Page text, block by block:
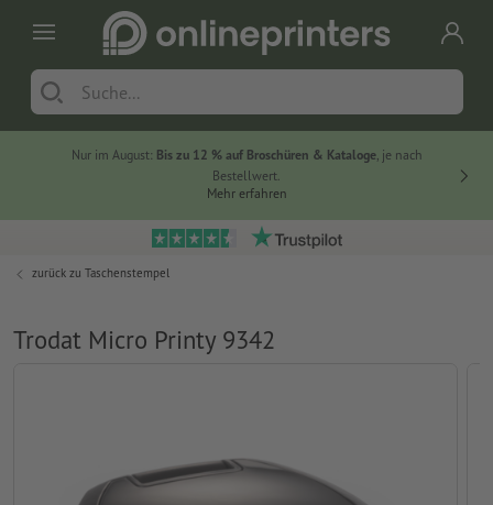
Nur im August: Bis zu 12 % auf Broschüren & Kataloge, je nach
Bestellwert.
Mehr erfahren
zurück zu Taschenstempel
Trodat Micro Printy 9342